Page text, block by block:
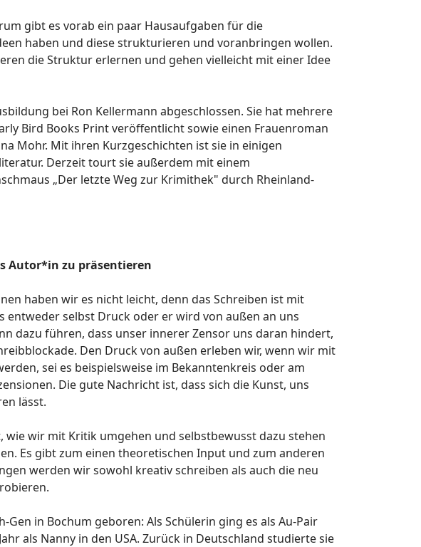
gibt es vorab ein paar Hausaufgaben für die
haben und diese strukturieren und voranbringen wollen.
die Struktur erlernen und gehen vielleicht mit einer Idee
bei Ron Kellermann abgeschlossen. Sie hat mehrere
Bird Books Print veröffentlicht sowie einen Frauenroman
Mohr. Mit ihren Kurzgeschichten ist sie in einigen
Derzeit tourt sie außerdem mit einem
„Der letzte Weg zur Krimithek" durch Rheinland-
Autor*in zu präsentieren
haben wir es nicht leicht, denn das Schreiben ist mit
selbst Druck oder er wird von außen an uns
dazu führen, dass unser innerer Zensor uns daran hindert,
Den Druck von außen erleben wir, wenn wir mit
sei es beispielsweise im Bekanntenkreis oder am
Die gute Nachricht ist, dass sich die Kunst, uns
lässt.
wir mit Kritik umgehen und selbstbewusst dazu stehen
Es gibt zum einen theoretischen Input und zum anderen
werden wir sowohl kreativ schreiben als auch die neu
in Bochum geboren: Als Schülerin ging es als Au-Pair
als Nanny in den USA. Zurück in Deutschland studierte sie